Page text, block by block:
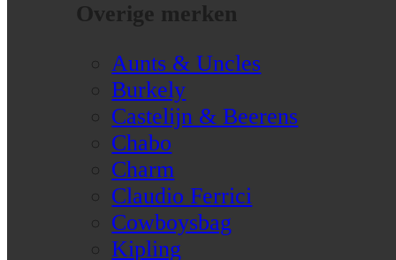
Overige merken
Aunts & Uncles
Burkely
Castelijn & Beerens
Chabo
Charm
Claudio Ferrici
Cowboysbag
Kipling